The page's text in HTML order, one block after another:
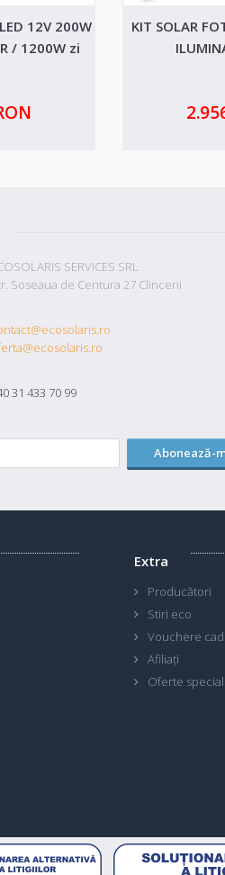
12V 200W
/ 1200W zi
KIT SOLAR
SERVICES SRL
Soseaua de Centura 27 Clinceni
31 433 70 99
Abonează-
Extra
Producători
Stiri eco
Vouchere
Afiliaţi
Oferte